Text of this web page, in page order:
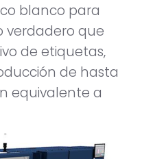
blanco para
verdadero que
de etiquetas,
de hasta
equivalente a